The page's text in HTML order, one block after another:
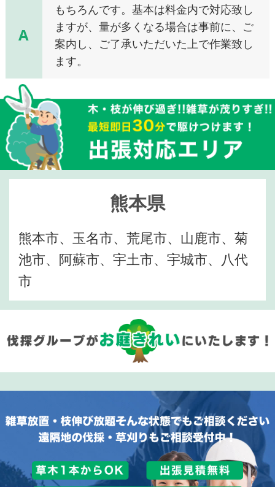
A
もちろんです。基本は料金内で対応致し
ますが、量が多くなる場合は事前に、ご
案内し、ご了承いただいた上で作業致し
ます。
熊本県
熊本市、玉名市、荒尾市、山鹿市、菊
池市、阿蘇市、宇土市、宇城市、八代
市